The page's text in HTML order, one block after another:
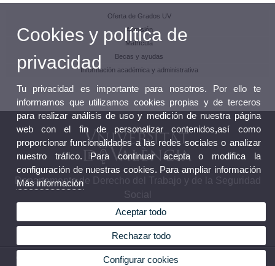
Oferta de Grados UV
Admisión
Matrícula
Becas y ayudas
Información académica y administrativa
Departamento de Derecho del Trabajo y de la Seguridad
Social
© 2026 UV. - Avenida de los Naranjos s/n 46022 Valencia.Teléfono: (+34) 96 382 81 77
Cookies y política de
privacidad
Tu privacidad es importante para nosotros. Por ello te
informamos que utilizamos cookies propias y de terceros
para realizar análisis de uso y medición de nuestra página
web con el fin de personalizar contenidos,así como
proporcionar funcionalidades a las redes sociales o analizar
nuestro tráfico. Para continuar acepta o modifica la
configuración de nuestras cookies. Para ampliar información
Más información
Aceptar todo
Rechazar todo
Configurar cookies